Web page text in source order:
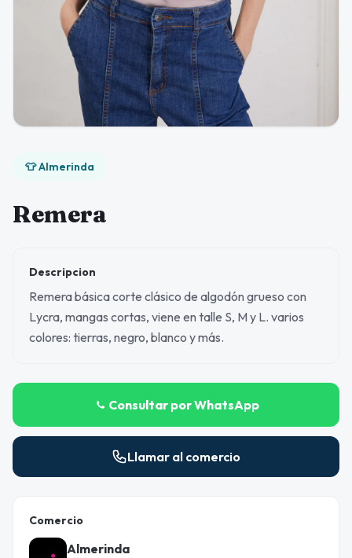
👕 Almerinda
Remera
Descripcion
Remera básica corte clásico de algodón grueso con
Lycra, mangas cortas, viene en talle S, M y L. varios
colores: tierras, negro, blanco y más.
Consultar por WhatsApp
Llamar al comercio
Comercio
Almerinda